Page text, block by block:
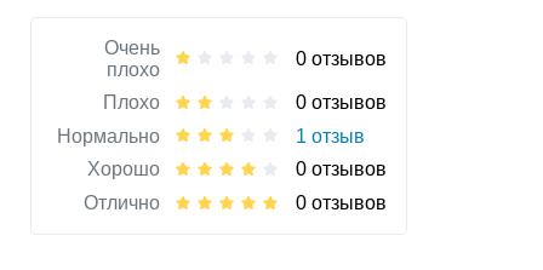
Очень
плохо
0 отзывов
Плохо
0 отзывов
Нормально
1 отзыв
Хорошо
0 отзывов
Отлично
0 отзывов